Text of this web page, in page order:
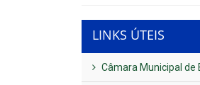
LINKS ÚTEIS
Câmara Municipal de